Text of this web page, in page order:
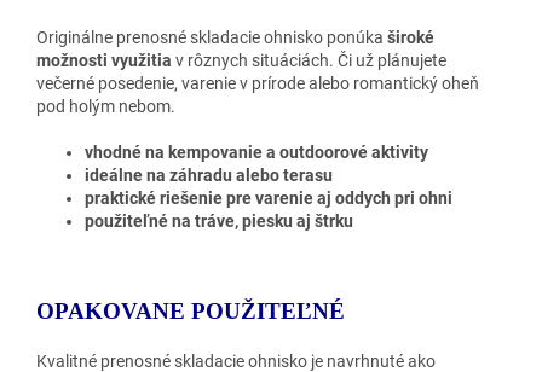
Originálne prenosné skladacie ohnisko ponúka široké
možnosti využitia v rôznych situáciách. Či už plánujete
večerné posedenie, varenie v prírode alebo romantický oheň
pod holým nebom.
vhodné na kempovanie a outdoorové aktivity
ideálne na záhradu alebo terasu
praktické riešenie pre varenie aj oddych pri ohni
použiteľné na tráve, piesku aj štrku
OPAKOVANE POUŽITEĽNÉ
Kvalitné prenosné skladacie ohnisko je navrhnuté ako